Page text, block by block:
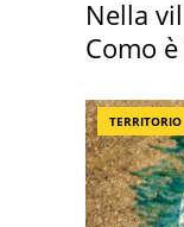
Nella
Como
TERRITORIO